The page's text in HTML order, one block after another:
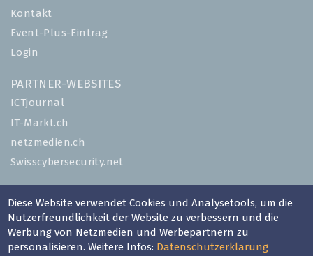
Kontakt
Event-Plus-Eintrag
Login
PARTNER-WEBSITES
ICTjournal
IT-Markt.ch
netzmedien.ch
Swisscybersecurity.net
Impressum
AGB
Nutzungsbestimmungen
Diese Website verwendet Cookies und Analysetools, um die
Nutzerfreundlichkeit der Website zu verbessern und die
Werbung von Netzmedien und Werbepartnern zu
personalisieren. Weitere Infos: Datenschutzerklärung